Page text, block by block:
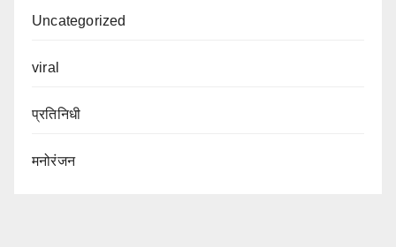
Uncategorized
viral
प्रतिनिधी
मनोरंजन